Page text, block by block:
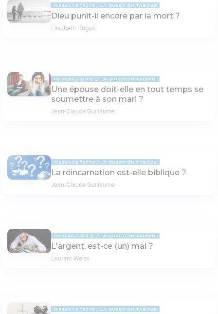
MESSAGE TEXTE LA QUESTION TABOUE
Dieu punit-il encore par la mort ?
Elisabeth Dugas
MESSAGE TEXTE LA QUESTION TABOUE
Une épouse doit-elle en tout temps se
soumettre à son mari ?
Jean-Claude Guillaume
MESSAGE TEXTE LA QUESTION TABOUE
La réincarnation est-elle biblique ?
Jean-Claude Guillaume
MESSAGE TEXTE LA QUESTION TABOUE
L'argent, est-ce (un) mal ?
Laurent Weiss
MESSAGE TEXTE LA QUESTION TABOUE